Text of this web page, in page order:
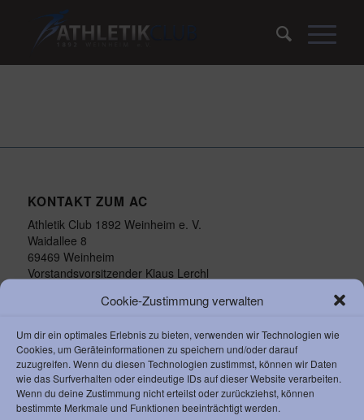
Cookie-Zustimmung verwalten
Um dir ein optimales Erlebnis zu bieten, verwenden wir Technologien wie
Cookies, um Geräteinformationen zu speichern und/oder darauf
zuzugreifen. Wenn du diesen Technologien zustimmst, können wir Daten
wie das Surfverhalten oder eindeutige IDs auf dieser Website verarbeiten.
Wenn du deine Zustimmung nicht erteilst oder zurückziehst, können
bestimmte Merkmale und Funktionen beeinträchtigt werden.
KONTAKT ZUM AC
Athletik Club 1892 Weinheim e. V.
Waidallee 8
69469 Weinheim
Vorstandsvorsitzender Klaus Lerchl
RECHTLICHES